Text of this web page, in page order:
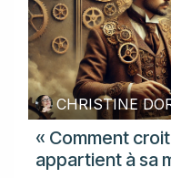
CHRISTINE
« Comment
appartient à sa